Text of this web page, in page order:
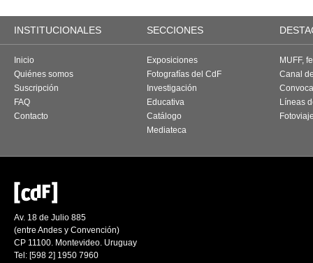
INSTITUCIONALES SECCIONES
Inicio
Quiénes somos
Suscripción
FAQ
Contacto
Exposiciones
Fotografías del CdF
Investigación
Educativa
Catálogo
Mediateca
MUFF,
Canal
Líneas
Av. 18 de Julio 885
(entre Andes y Convención)
CP 11100. Montevideo. Uruguay
Tel: [598 2] 1950 7960